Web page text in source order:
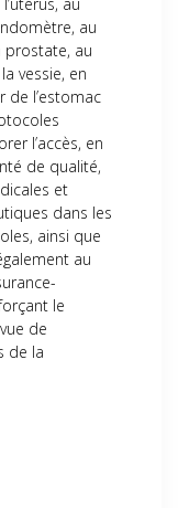
au
prostate, au
vessie, en
de l’estomac
l’accès, en
de qualité,
et
dans les
ainsi que
au
le
de
de la